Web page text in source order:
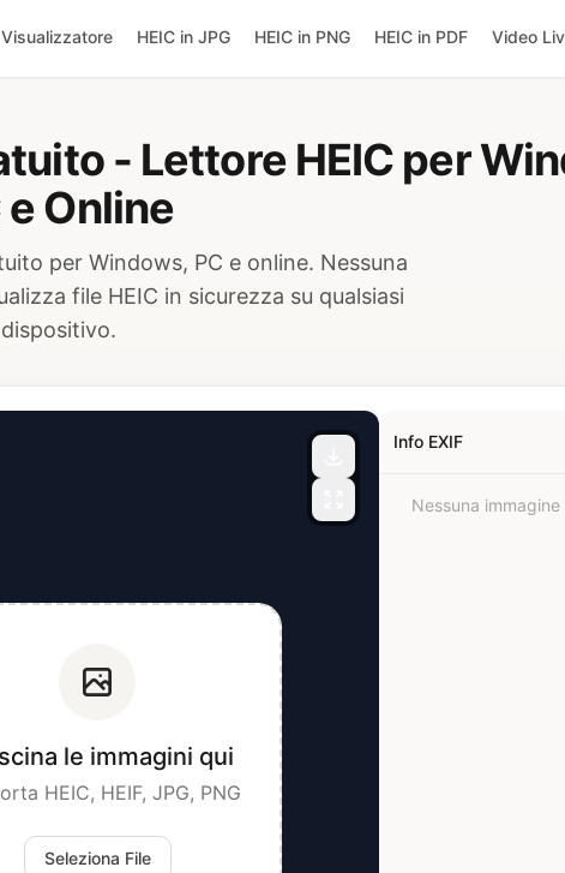
Visualizzatore HEIC in JPG HEIC in PNG HEIC in PDF Video
- Lettore HEIC per
e Online
per Windows, PC e online. Nessuna
file HEIC in sicurezza su qualsiasi
dispositivo.
le immagini qui
HEIC, HEIF, JPG, PNG
Seleziona File
Info EXIF
Nessuna